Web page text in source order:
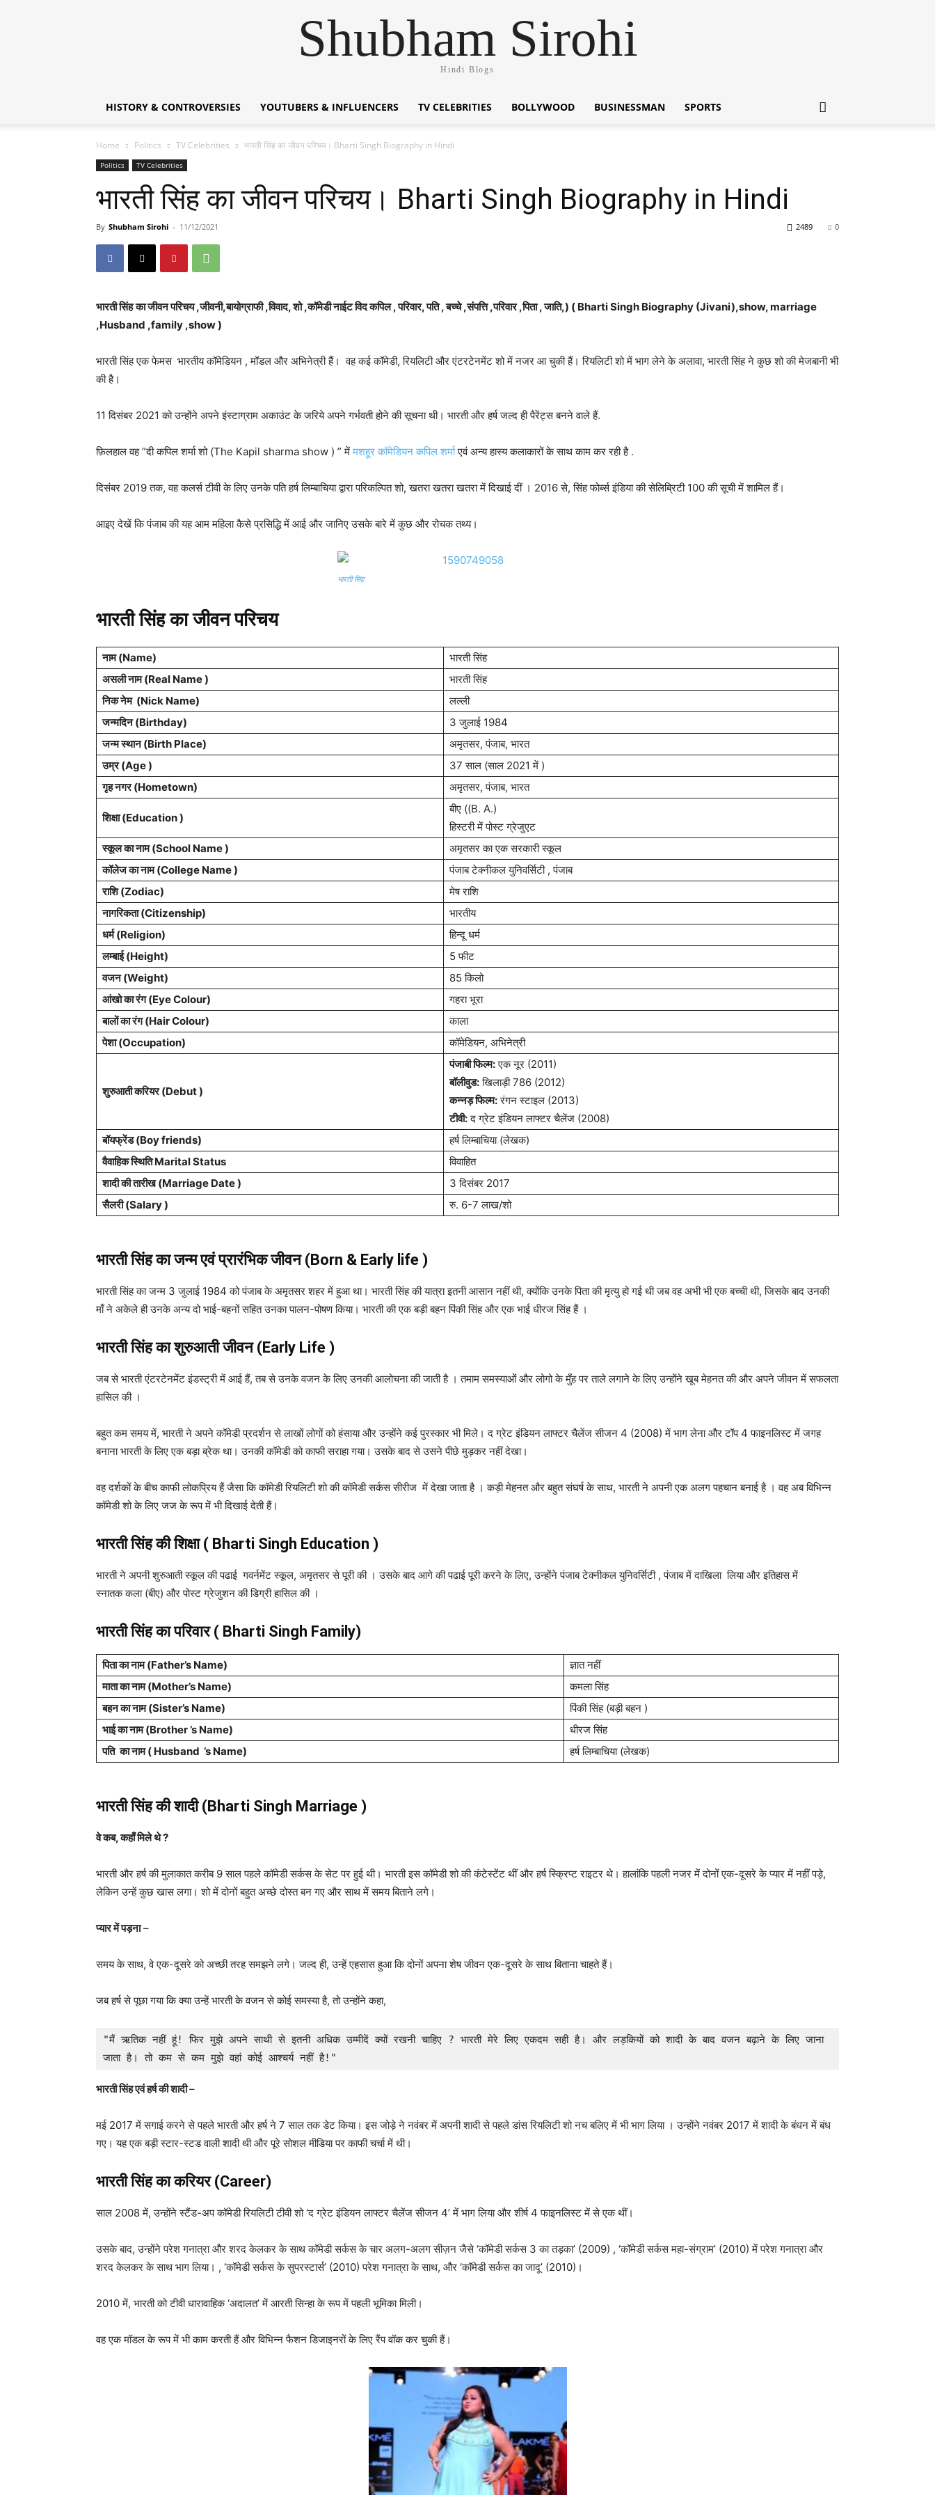
Shubham Sirohi
Hindi Blogs
HISTORY & CONTROVERSIES YOUTUBERS & INFLUENCERS TV CELEBRITIES BOLLYWOOD BUSINESSMAN SPORTS
Home Politics TV Celebrities भारती सिंह का जीवन परिचय। Bharti Singh Biography in Hindi
Politics TV Celebrities
भारती सिंह का जीवन परिचय। Bharti Singh Biography in Hindi
By Shubham Sirohi - 11/12/2021 0
2489
भारती सिंह का जीवन परिचय ,जीवनी,बायोग्राफी ,विवाद, शो ,कॉमेडी नाईट विद कपिल , परिवार, पति , बच्चे ,संपत्ति ,परिवार ,पिता , जाति,) ( Bharti Singh Biography (Jivani),show, marriage
,Husband ,family ,show )
भारती सिंह एक फेमस भारतीय कॉमेडियन , मॉडल और अभिनेत्री हैं। वह कई कॉमेडी, रियलिटी और एंटरटेनमेंट शो में नजर आ चुकी हैं। रियलिटी शो में भाग लेने के अलावा, भारती सिंह ने कुछ शो की मेजबानी भी
की है।
11 दिसंबर 2021 को उन्होंने अपने इंस्टाग्राम अकाउंट के जरिये अपने गर्भवती होने की सूचना थी। भारती और हर्ष जल्द ही पैरेंट्स बनने वाले हैं.
फ़िलहाल वह ”दी कपिल शर्मा शो (The Kapil sharma show ) ” मेंमशहूर कॉमेडियन कपिल शर्माएवं अन्य हास्य कलाकारों के साथ काम कर रही है .
दिसंबर 2019 तक, वह कलर्स टीवी के लिए उनके पति हर्ष लिम्बाचिया द्वारा परिकल्पित शो, खतरा खतरा खतरा में दिखाई दीं । 2016 से, सिंह फोर्ब्स इंडिया की सेलिब्रिटी 100 की सूची में शामिल हैं।
आइए देखें कि पंजाब की यह आम महिला कैसे प्रसिद्धि में आई और जानिए उसके बारे में कुछ और रोचक तथ्य।
भारती सिंह
भारती सिंह का जीवन परिचय
नाम (Name)
भारती सिंह
असली नाम (Real Name )
भारती सिंह
निक नेम (Nick Name)
लल्ली
जन्मदिन (Birthday)
3 जुलाई 1984
जन्म स्थान (Birth Place)
अमृतसर, पंजाब, भारत
उम्र (Age )
37 साल (साल 2021 में )
गृह नगर (Hometown)
अमृतसर, पंजाब, भारत
शिक्षा (Education )
बीए ((B. A.)
हिस्टरी में पोस्ट ग्रेजुएट
स्कूल का नाम (School Name )
अमृतसर का एक सरकारी स्कूल
कॉलेज का नाम (College Name )
पंजाब टेक्नीकल युनिवर्सिटी , पंजाब
राशि(Zodiac)
मेष राशि
नागरिकता(Citizenship)
भारतीय
धर्म (Religion)
हिन्दू धर्म
लम्बाई (Height)
5 फीट
वजन (Weight)
85 किलो
आंखो का रंग (Eye Colour)
गहरा भूरा
बालों का रंग (Hair Colour)
काला
पेशा(Occupation) कॉमेडियन, अभिनेत्री
शुरुआती करियर (Debut )
पंजाबी फिल्म:एक नूर (2011)
बॉलीवुड:खिलाड़ी 786 (2012)
कन्नड़ फिल्म:रंगन स्टाइल (2013)
टीवी:द ग्रेट इंडियन लाफ्टर चैलेंज (2008)
बॉयफ्रेंड (Boy friends)
हर्ष लिम्बाचिया (लेखक)
वैवाहिक स्थिति Marital Status
विवाहित
शादी की तारीख (Marriage Date )
3 दिसंबर 2017
सैलरी (Salary )
रु. 6-7 लाख/शो
भारती सिंह का जन्म एवं प्रारंभिक जीवन (Born & Early life )
भारती सिंह का जन्म 3 जुलाई 1984 को पंजाब के अमृतसर शहर में हुआ था। भारती सिंह की यात्रा इतनी आसान नहीं थी, क्योंकि उनके पिता की मृत्यु हो गई थी जब वह अभी भी एक बच्ची थी, जिसके बाद उनकी
माँ ने अकेले ही उनके अन्य दो भाई-बहनों सहित उनका पालन-पोषण किया। भारती की एक बड़ी बहन पिंकी सिंह और एक भाई धीरज सिंह हैं ।
भारती सिंह का शुरुआती जीवन (Early Life )
जब से भारती एंटरटेनमेंट इंडस्ट्री में आई हैं, तब से उनके वजन के लिए उनकी आलोचना की जाती है । तमाम समस्याओं और लोगो के मुँह पर ताले लगाने के लिए उन्होंने खूब मेहनत की और अपने जीवन में सफलता
हासिल की ।
बहुत कम समय में, भारती ने अपने कॉमेडी प्रदर्शन से लाखों लोगों को हंसाया और उन्होंने कई पुरस्कार भी मिले। द ग्रेट इंडियन लाफ्टर चैलेंज सीजन 4 (2008) में भाग लेना और टॉप 4 फाइनलिस्ट में जगह
बनाना भारती के लिए एक बड़ा ब्रेक था। उनकी कॉमेडी को काफी सराहा गया। उसके बाद से उसने पीछे मुड़कर नहीं देखा।
वह दर्शकों के बीच काफी लोकप्रिय हैं जैसा कि कॉमेडी रियलिटी शो की कॉमेडी सर्कस सीरीज में देखा जाता है । कड़ी मेहनत और बहुत संघर्ष के साथ, भारती ने अपनी एक अलग पहचान बनाई है । वह अब विभिन्न
कॉमेडी शो के लिए जज के रूप में भी दिखाई देती हैं।
भारती सिंह की शिक्षा ( Bharti Singh Education )
भारती ने अपनी शुरुआती स्कूल की पढाई गवर्नमेंट स्कूल, अमृतसर से पूरी की । उसके बाद आगे की पढाई पूरी करने के लिए, उन्होंने पंजाब टेक्नीकल युनिवर्सिटी , पंजाब में दाखिला लिया और इतिहास में
स्नातक कला (बीए) और पोस्ट ग्रेजुशन की डिग्री हासिल की ।
भारती सिंह का परिवार ( Bharti Singh Family)
पिता का नाम (Father’s Name)
ज्ञात नहीं
माता का नाम (Mother’s Name)
कमला सिंह
बहन का नाम (Sister’s Name)
पिंकी सिंह (बड़ी बहन )
भाई का नाम (Brother ’s Name)
धीरज सिंह
पति का नाम ( Husband ’s Name) हर्ष लिम्बाचिया (लेखक)
भारती सिंह की शादी (Bharti Singh Marriage )
वे कब, कहाँ मिले थे ?
भारती और हर्ष की मुलाकात करीब 9 साल पहले कॉमेडी सर्कस के सेट पर हुई थी। भारती इस कॉमेडी शो की कंटेस्टेंट थीं और हर्ष स्क्रिप्ट राइटर थे। हालांकि पहली नजर में दोनों एक-दूसरे के प्यार में नहीं पड़े,
लेकिन उन्हें कुछ खास लगा। शो में दोनों बहुत अच्छे दोस्त बन गए और साथ में समय बिताने लगे।
प्यार में पड़ना–
समय के साथ, वे एक-दूसरे को अच्छी तरह समझने लगे। जल्द ही, उन्हें एहसास हुआ कि दोनों अपना शेष जीवन एक-दूसरे के साथ बिताना चाहते हैं।
जब हर्ष से पूछा गया कि क्या उन्हें भारती के वजन से कोई समस्या है, तो उन्होंने कहा,
"मैं ऋतिक नहीं हूं! फिर मुझे अपने साथी से इतनी अधिक उम्मीदें क्यों रखनी चाहिए ? भारती मेरे लिए एकदम सही है। और लड़कियों को शादी के बाद वजन बढ़ाने के लिए जाना
जाता है। तो कम से कम मुझे वहां कोई आश्चर्य नहीं है!"
भारती सिंह एवं हर्ष की शादी–
मई 2017 में सगाई करने से पहले भारती और हर्ष ने 7 साल तक डेट किया। इस जोड़े ने नवंबर में अपनी शादी से पहले डांस रियलिटी शो नच बलिए में भी भाग लिया । उन्होंने नवंबर 2017 में शादी के बंधन में बंध
गए। यह एक बड़ी स्टार-स्टड वाली शादी थी और पूरे सोशल मीडिया पर काफी चर्चा में थी।
भारती सिंह का करियर (Career)
साल 2008 में, उन्होंने स्टैंड-अप कॉमेडी रियलिटी टीवी शो ‘द ग्रेट इंडियन लाफ्टर चैलेंज सीजन 4’ में भाग लिया और शीर्ष 4 फाइनलिस्ट में से एक थीं।
उसके बाद, उन्होंने परेश गनात्रा और शरद केलकर के साथ कॉमेडी सर्कस के चार अलग-अलग सीज़न जैसे ‘कॉमेडी सर्कस 3 का तड़का’ (2009) , ‘कॉमेडी सर्कस महा-संग्राम’ (2010) में परेश गनात्रा और
शरद केलकर के साथ भाग लिया। , ‘कॉमेडी सर्कस के सुपरस्टार्स’ (2010) परेश गनात्रा के साथ, और ‘कॉमेडी सर्कस का जादू’ (2010)।
2010 में, भारती को टीवी धारावाहिक ‘अदालत’ में आरती सिन्हा के रूप में पहली भूमिका मिली।
वह एक मॉडल के रूप में भी काम करती हैं और विभिन्न फैशन डिजाइनरों के लिए रैंप वॉक कर चुकी हैं।